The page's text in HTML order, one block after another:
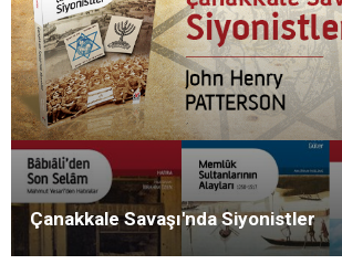
Çanakkale Savaşı'nda Siyonistler